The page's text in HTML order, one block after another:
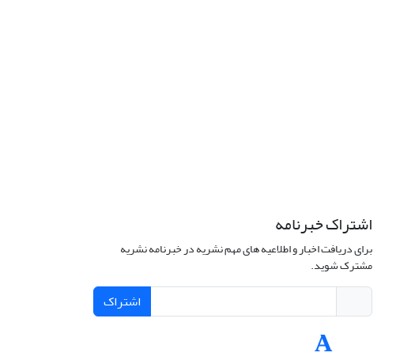
اشتراک خبرنامه
برای دریافت اخبار و اطلاعیه های مهم نشریه در خبرنامه نشریه
مشترک شوید.
اشتراک